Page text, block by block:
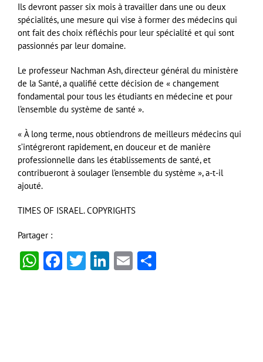
Ils devront passer six mois à travailler dans une ou deux
spécialités, une mesure qui vise à former des médecins qui
ont fait des choix réfléchis pour leur spécialité et qui sont
passionnés par leur domaine.
Le professeur Nachman Ash, directeur général du ministère
de la Santé, a qualifié cette décision de « changement
fondamental pour tous les étudiants en médecine et pour
l’ensemble du système de santé ».
« À long terme, nous obtiendrons de meilleurs médecins qui
s’intégreront rapidement, en douceur et de manière
professionnelle dans les établissements de santé, et
contribueront à soulager l’ensemble du système », a-t-il
ajouté.
TIMES OF ISRAEL. COPYRIGHTS
Partager :
WhatsApp
Facebook
Twitter
LinkedIn
Email